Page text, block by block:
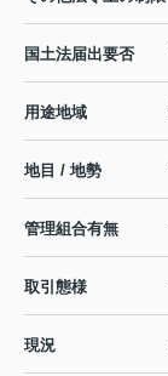
国土法届出要否
用途地域
地目 / 地勢
管理組合有無
取引態様
現況